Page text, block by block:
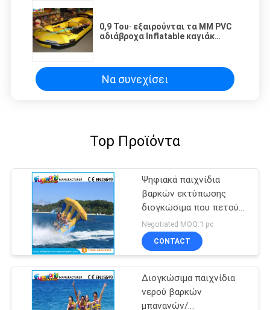
0,9 Του· εξαιρούνται τα MM PVC
αδιάβροχα Inflatable καγιάκ
Να συνεχίσει
Top Προϊόντα
Ψηφιακά παιχνίδια
βαρκών εκτύπωσης
διογκώσιμα που πετούν
τη βάρκα ψαριών
εξουσιοδότηση ενός
ετών
Negotiated MOQ:1 pc
CONTACT
Διογκώσιμα παιχνίδια
νερού βαρκών
μπανανών/